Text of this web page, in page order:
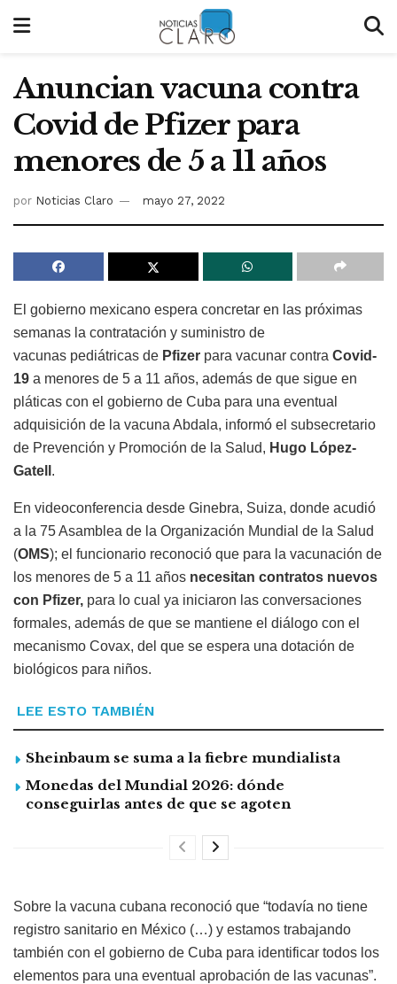
Anuncian vacuna contra
Covid de Pfizer para
menores de 5 a 11 años
por Noticias Claro mayo 27, 2022
El gobierno mexicano espera concretar en las próximas
semanas la contratación y suministro de
vacunas pediátricas de Pfizer para vacunar contra Covid-
19 a menores de 5 a 11 años, además de que sigue en
pláticas con el gobierno de Cuba para una eventual
adquisición de la vacuna Abdala, informó el subsecretario
de Prevención y Promoción de la Salud, Hugo López-
Gatell .
En videoconferencia desde Ginebra, Suiza, donde acudió
a la 75 Asamblea de la Organización Mundial de la Salud
(OMS); el funcionario reconoció que para la vacunación de
los menores de 5 a 11 años necesitan contratos nuevos
con Pfizer, para lo cual ya iniciaron las conversaciones
formales, además de que se mantiene el diálogo con el
mecanismo Covax, del que se espera una dotación de
biológicos para niños.
LEE ESTO TAMBIÉN
Sheinbaum se suma a la fiebre mundialista
Monedas del Mundial 2026: dónde
conseguirlas antes de que se agoten
Sobre la vacuna cubana reconoció que “todavía no tiene
registro sanitario en México (…) y estamos trabajando
también con el gobierno de Cuba para identificar todos los
elementos para una eventual aprobación de las vacunas”.